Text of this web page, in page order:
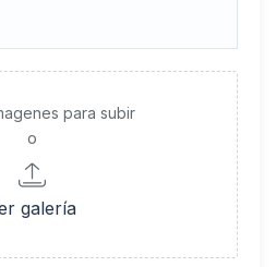
para subir
o
galería